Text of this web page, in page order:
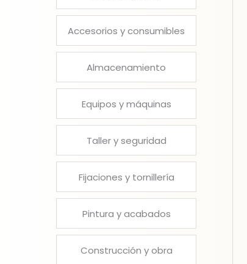
Accesorios y consumibles
Almacenamiento
Equipos y máquinas
Taller y seguridad
Fijaciones y tornillería
Pintura y acabados
Construcción y obra